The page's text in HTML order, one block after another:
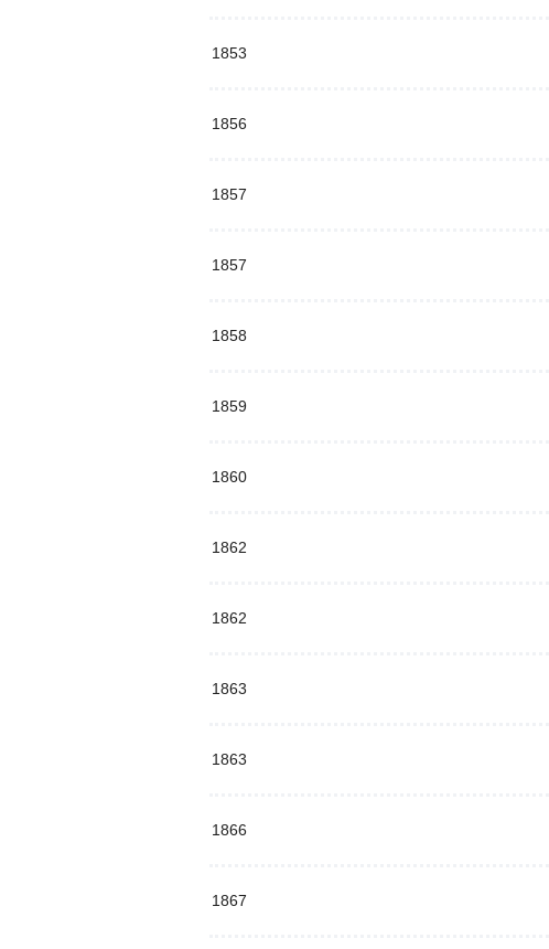
1853
1856
1857
1857
1858
1859
1860
1862
1862
1863
1863
1866
1867